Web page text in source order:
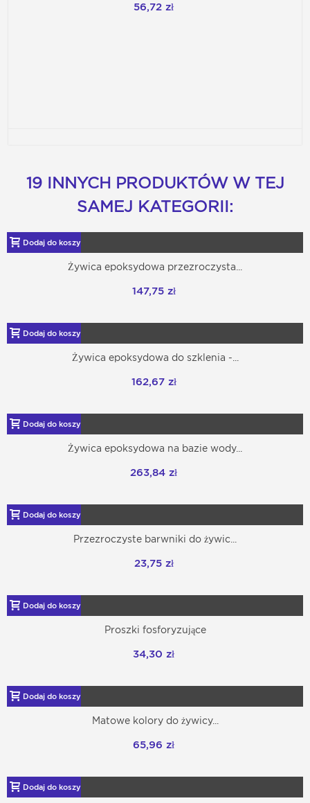
56,72 zł
19 INNYCH PRODUKTÓW W TEJ
SAMEJ KATEGORII:
Dodaj do koszyka
Żywica epoksydowa przezroczysta...
147,75 zł
Dodaj do koszyka
Żywica epoksydowa do szklenia -...
162,67 zł
Dodaj do koszyka
Żywica epoksydowa na bazie wody...
263,84 zł
Dodaj do koszyka
Przezroczyste barwniki do żywic...
23,75 zł
Dodaj do koszyka
Proszki fosforyzujące
34,30 zł
Dodaj do koszyka
Matowe kolory do żywicy...
65,96 zł
Dodaj do koszyka